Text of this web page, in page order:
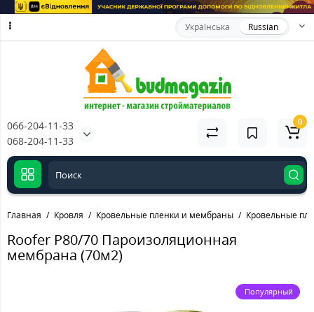
Українська Russian
066-204-11-33
068-204-11-33
0
Главная Кровля Кровельные пленки и мембраны Кровельные
Roofer P80/70 Пароизоляционная
мембрана (70м2)
Популярный